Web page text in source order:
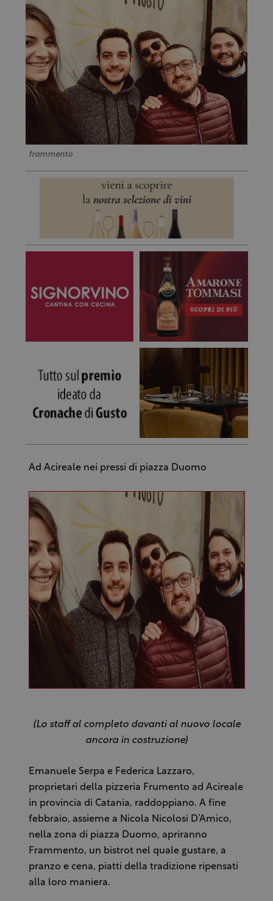
frammento
Ad Acireale nei pressi di piazza Duomo
(Lo staff al completo davanti al nuovo locale
ancora in costruzione)
Emanuele Serpa e Federica Lazzaro,
proprietari della pizzeria Frumento ad Acireale
in provincia di Catania, raddoppiano. A fine
febbraio, assieme a Nicola Nicolosi D’Amico,
nella zona di piazza Duomo, apriranno
Frammento, un bistrot nel quale gustare, a
pranzo e cena, piatti della tradizione ripensati
alla loro maniera.